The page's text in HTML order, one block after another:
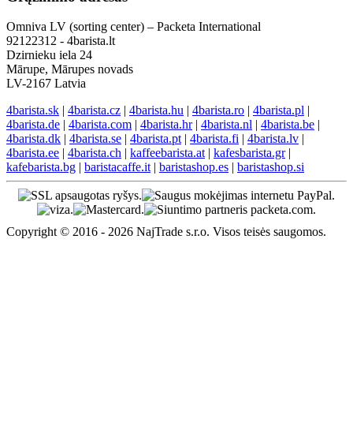
Omniva LV (sorting center) – Packeta International
92122312 - 4barista.lt
Dzirnieku iela 24
Mārupe, Mārupes novads
LV-2167 Latvia
4barista.sk | 4barista.cz | 4barista.hu | 4barista.ro | 4barista.pl |
4barista.de | 4barista.com | 4barista.hr| 4barista.nl | 4barista.be |
4barista.dk | 4barista.se | 4barista.pt | 4barista.fi | 4barista.lv |
4barista.ee | 4barista.ch | kaffeebarista.at | kafesbarista.gr|
kafebarista.bg | baristacaffe.it | baristashop.es | baristashop.si
Copyright © 2016 - 2026 NajTrade s.r.o. Visos teisės saugomos.